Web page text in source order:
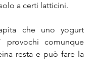
a certi latticini.
che uno yogurt
provochi comunque
resta e può fare la